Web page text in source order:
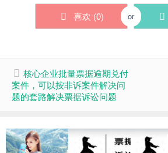
喜欢 (0) or
核心企业批量票据逾期兑付
案件，可以按非诉案件解决问
题的套路解决票据诉讼问题